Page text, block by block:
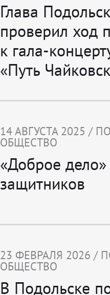
Глава
проверил ход
к гала-
«Путь
14 АВГУСТА 2025 /
ОБЩЕСТВО
«Доброе
защитников
23 ФЕВРАЛЯ 2026 /
ОБЩЕСТВО
В Подольске